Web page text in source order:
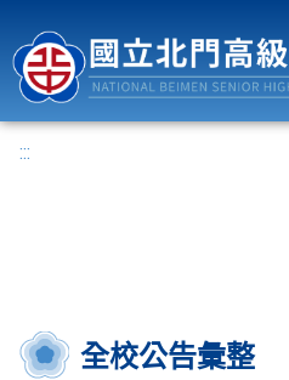
:::
全校公告彙整